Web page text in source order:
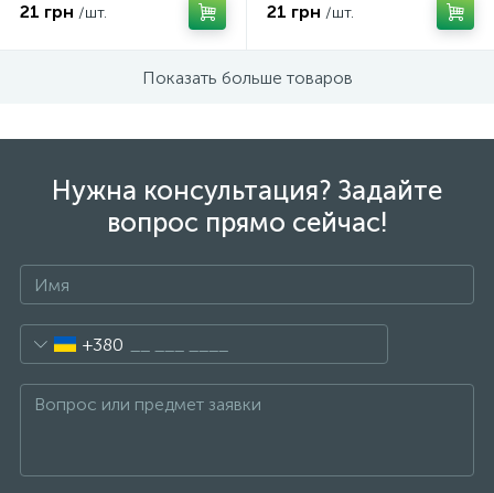
21 грн /шт. 21 грн /шт.
Показать больше товаров
Нужна консультация? Задайте
вопрос прямо сейчас!
+380